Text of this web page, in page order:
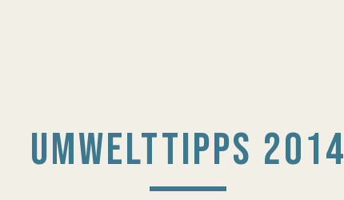
UMWELTTIPPS 2014